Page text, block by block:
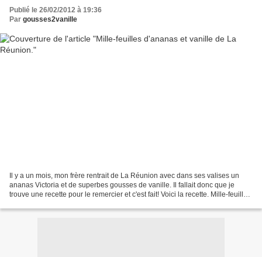
Publié le 26/02/2012 à 19:36
Par gousses2vanille
Il y a un mois, mon frère rentrait de La Réunion avec dans ses valises un
ananas Victoria et de superbes gousses de vanille. Il fallait donc que je
trouve une recette pour le remercier et c'est fait! Voici la recette. Mille-feuilles